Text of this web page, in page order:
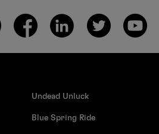
Undead Unluck
Blue Spring Ride